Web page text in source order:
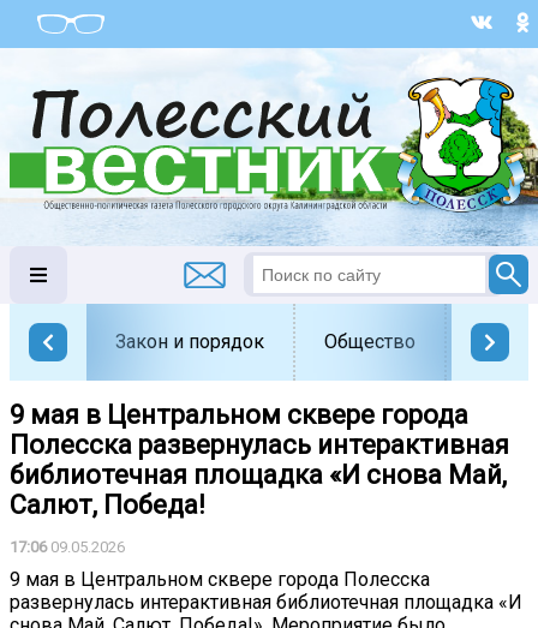
Закон и порядок Общество
9 мая в Центральном сквере города
Полесска развернулась интерактивная
библиотечная площадка «И снова Май,
Салют, Победа!
17:0609.05.2026
9 мая в Центральном сквере города Полесска
развернулась интерактивная библиотечная площадка «И